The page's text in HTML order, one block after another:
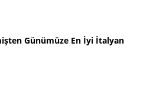
Günümüze En İyi İtalyan